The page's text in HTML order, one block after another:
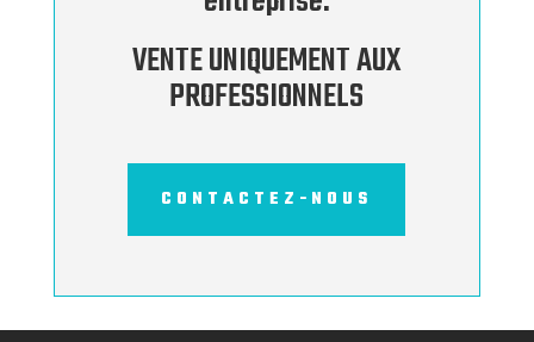
VENTE UNIQUEMENT AUX
PROFESSIONNELS
CONTACTEZ-NOUS